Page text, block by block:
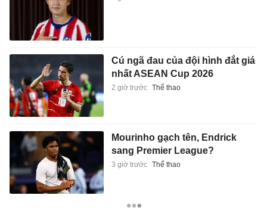
Cú ngã đau của đội hình đắt giá
nhất ASEAN Cup 2026
2 giờ trước Thể thao
Mourinho gạch tên, Endrick
sang Premier League?
3 giờ trước Thể thao